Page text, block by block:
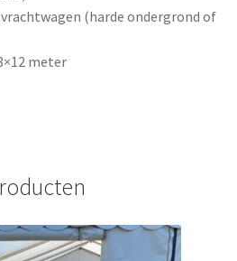
(harde ondergrond of
meter